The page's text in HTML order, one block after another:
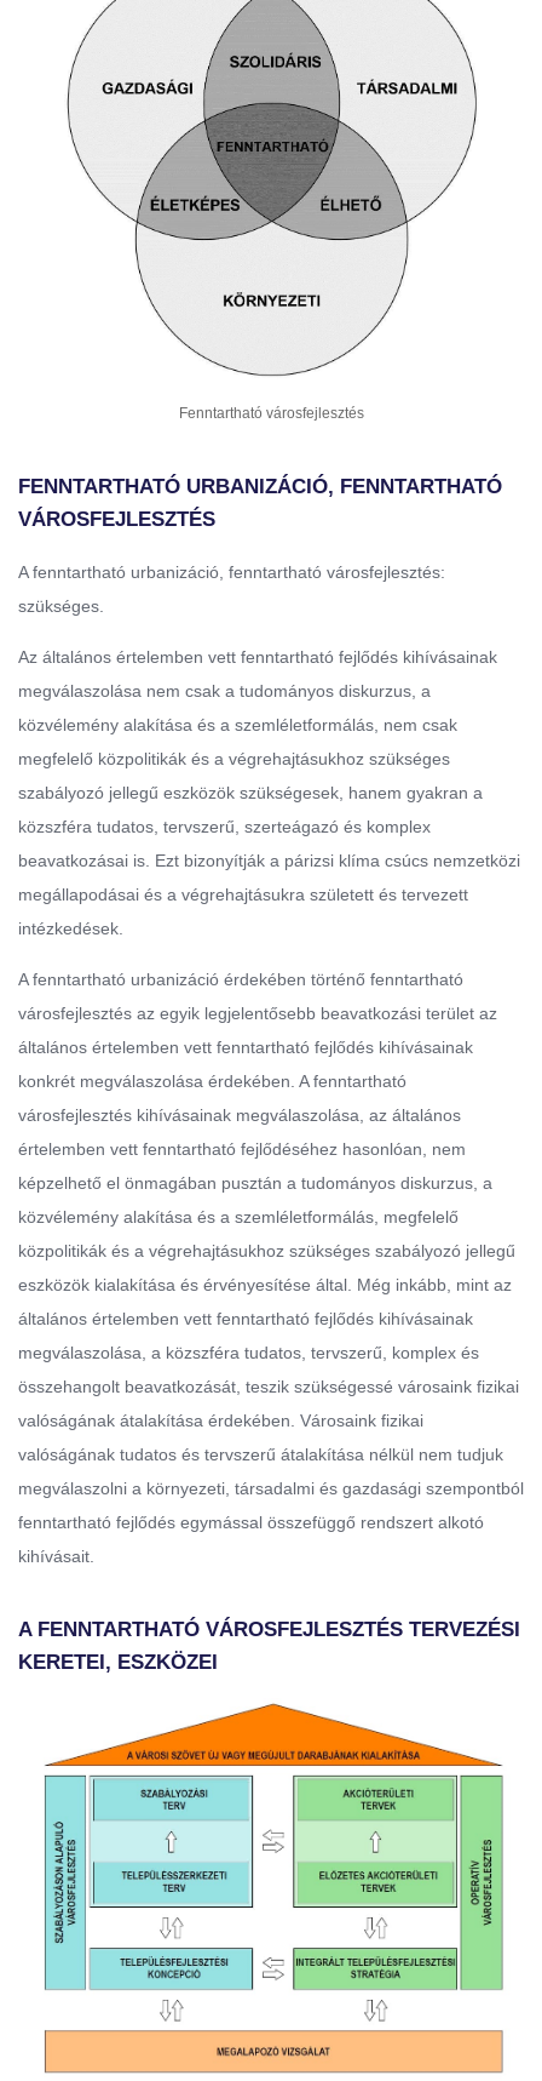
Fenntartható városfejlesztés
FENNTARTHATÓ URBANIZÁCIÓ, FENNTARTHATÓ
VÁROSFEJLESZTÉS
A fenntartható urbanizáció, fenntartható városfejlesztés:
szükséges.
Az általános értelemben vett fenntartható fejlődés kihívásainak
megválaszolása nem csak a tudományos diskurzus, a
közvélemény alakítása és a szemléletformálás, nem csak
megfelelő közpolitikák és a végrehajtásukhoz szükséges
szabályozó jellegű eszközök szükségesek, hanem gyakran a
közszféra tudatos, tervszerű, szerteágazó és komplex
beavatkozásai is. Ezt bizonyítják a párizsi klíma csúcs nemzetközi
megállapodásai és a végrehajtásukra született és tervezett
intézkedések.
A fenntartható urbanizáció érdekében történő fenntartható
városfejlesztés az egyik legjelentősebb beavatkozási terület az
általános értelemben vett fenntartható fejlődés kihívásainak
konkrét megválaszolása érdekében. A fenntartható
városfejlesztés kihívásainak megválaszolása, az általános
értelemben vett fenntartható fejlődéséhez hasonlóan, nem
képzelhető el önmagában pusztán a tudományos diskurzus, a
közvélemény alakítása és a szemléletformálás, megfelelő
közpolitikák és a végrehajtásukhoz szükséges szabályozó jellegű
eszközök kialakítása és érvényesítése által. Még inkább, mint az
általános értelemben vett fenntartható fejlődés kihívásainak
megválaszolása, a közszféra tudatos, tervszerű, komplex és
összehangolt beavatkozását, teszik szükségessé városaink fizikai
valóságának átalakítása érdekében. Városaink fizikai
valóságának tudatos és tervszerű átalakítása nélkül nem tudjuk
megválaszolni a környezeti, társadalmi és gazdasági szempontból
fenntartható fejlődés egymással összefüggő rendszert alkotó
kihívásait.
A FENNTARTHATÓ VÁROSFEJLESZTÉS TERVEZÉSI
KERETEI, ESZKÖZEI